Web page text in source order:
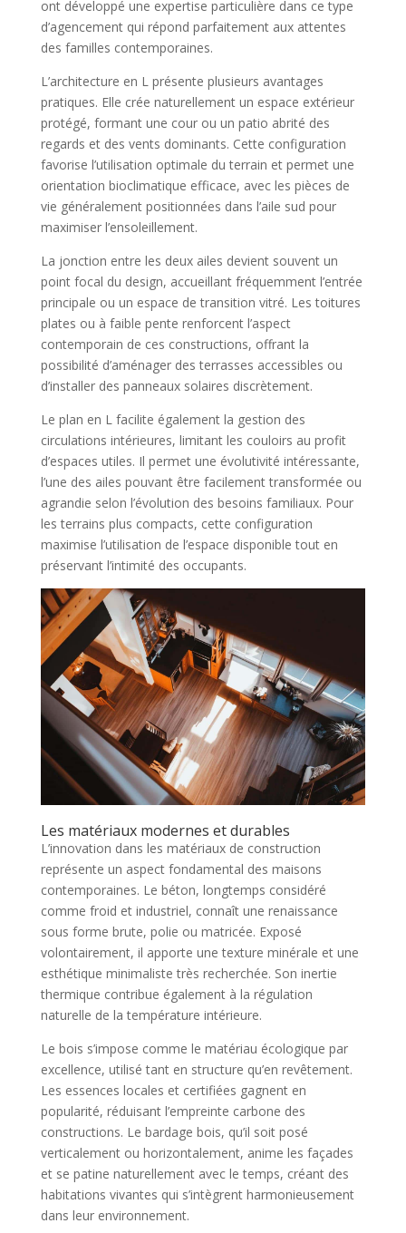
ont développé une expertise particulière dans ce type
d’agencement qui répond parfaitement aux attentes
des familles contemporaines.
L’architecture en L présente plusieurs avantages
pratiques. Elle crée naturellement un espace extérieur
protégé, formant une cour ou un patio abrité des
regards et des vents dominants. Cette configuration
favorise l’utilisation optimale du terrain et permet une
orientation bioclimatique efficace, avec les pièces de
vie généralement positionnées dans l’aile sud pour
maximiser l’ensoleillement.
La jonction entre les deux ailes devient souvent un
point focal du design, accueillant fréquemment l’entrée
principale ou un espace de transition vitré. Les toitures
plates ou à faible pente renforcent l’aspect
contemporain de ces constructions, offrant la
possibilité d’aménager des terrasses accessibles ou
d’installer des panneaux solaires discrètement.
Le plan en L facilite également la gestion des
circulations intérieures, limitant les couloirs au profit
d’espaces utiles. Il permet une évolutivité intéressante,
l’une des ailes pouvant être facilement transformée ou
agrandie selon l’évolution des besoins familiaux. Pour
les terrains plus compacts, cette configuration
maximise l’utilisation de l’espace disponible tout en
préservant l’intimité des occupants.
Les matériaux modernes et durables
L’innovation dans les matériaux de construction
représente un aspect fondamental des maisons
contemporaines. Le béton, longtemps considéré
comme froid et industriel, connaît une renaissance
sous forme brute, polie ou matricée. Exposé
volontairement, il apporte une texture minérale et une
esthétique minimaliste très recherchée. Son inertie
thermique contribue également à la régulation
naturelle de la température intérieure.
Le bois s’impose comme le matériau écologique par
excellence, utilisé tant en structure qu’en revêtement.
Les essences locales et certifiées gagnent en
popularité, réduisant l’empreinte carbone des
constructions. Le bardage bois, qu’il soit posé
verticalement ou horizontalement, anime les façades
et se patine naturellement avec le temps, créant des
habitations vivantes qui s’intègrent harmonieusement
dans leur environnement.